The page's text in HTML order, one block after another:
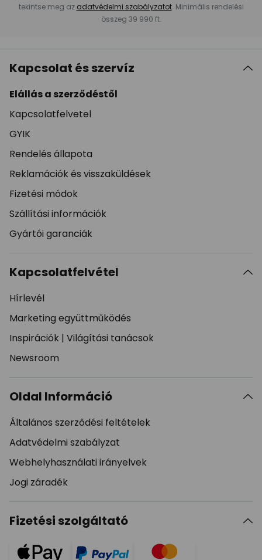
tekintse meg az adatvédelmi szabályzatot. Minimális rendelési
összeg 39 990 ft.
Kapcsolat és szervíz
Elállás a szerződéstől
Kapcsolatfelvetel
GYIK
Rendelés állapota
Reklamációk és visszaküldések
Fizetési módok
Szállítási információk
Gyártói garanciák
Kapcsolatfelvétel
Hírlevél
Marketing együttműködés
Inspirációk | Világítási tanácsok
Newsroom
Oldal Információ
Általános szerződési feltételek
Adatvédelmi szabályzat
Webhelyhasználati irányelvek
Jogi záradék
Fizetési szolgáltató